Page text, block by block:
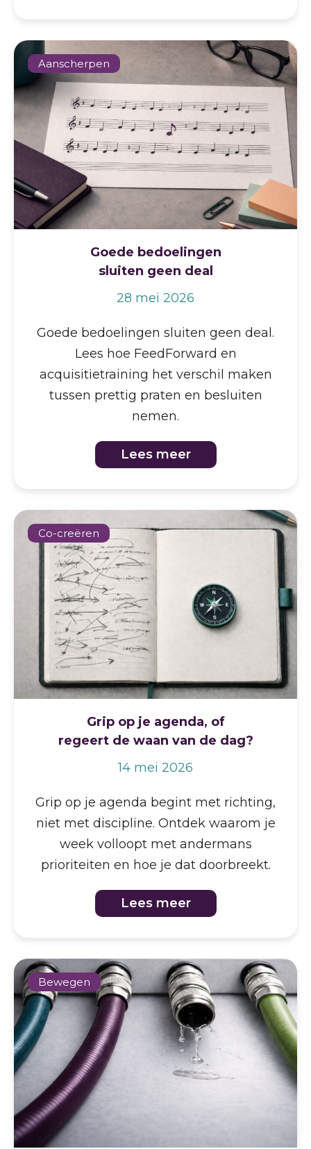
Aanscherpen
Goede bedoelingen
sluiten geen deal
28 mei 2026
Goede bedoelingen sluiten geen deal.
Lees hoe FeedForward en
acquisitietraining het verschil maken
tussen prettig praten en besluiten
nemen.
Lees meer
Co-creëren
Grip op je agenda, of
regeert de waan van de dag?
14 mei 2026
Grip op je agenda begint met richting,
niet met discipline. Ontdek waarom je
week volloopt met andermans
prioriteiten en hoe je dat doorbreekt.
Lees meer
Bewegen